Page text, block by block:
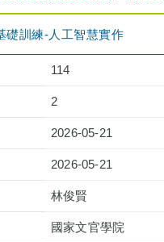
礎訓練-人工智慧實作
114
2
2026-05-21
2026-05-21
林俊賢
國家文官學院